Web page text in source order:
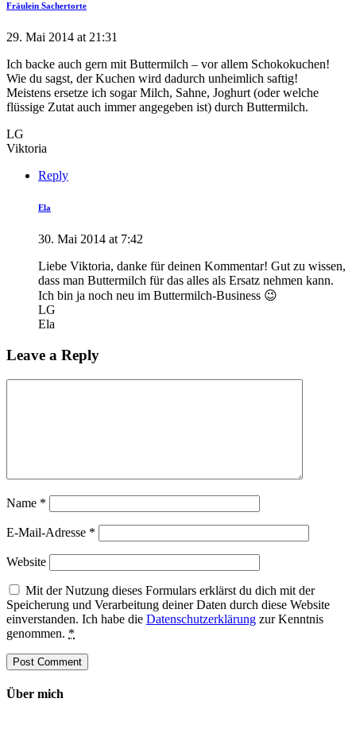
Fräulein Sachertorte
29. Mai 2014 at 21:31
Ich backe auch gern mit Buttermilch – vor allem Schokokuchen!
Wie du sagst, der Kuchen wird dadurch unheimlich saftig!
Meistens ersetze ich sogar Milch, Sahne, Joghurt (oder welche
flüssige Zutat auch immer angegeben ist) durch Buttermilch.
LG
Viktoria
Reply
Ela
30. Mai 2014 at 7:42
Liebe Viktoria, danke für deinen Kommentar! Gut zu wissen,
dass man Buttermilch für das alles als Ersatz nehmen kann.
Ich bin ja noch neu im Buttermilch-Business 😉
LG
Ela
Leave a Reply
Name *
E-Mail-Adresse *
Website
Mit der Nutzung dieses Formulars erklärst du dich mit der
Speicherung und Verarbeitung deiner Daten durch diese Website
einverstanden. Ich habe die Datenschutzerklärung zur Kenntnis
genommen. *
Über mich